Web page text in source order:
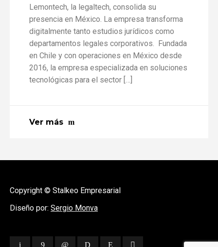
Lemontech, la legaltech, consolida su
presencia en México. La empresa transforma
digitalmente tanto estudios jurídicos como
departamentos legales corporativos. Fundada
en Chile y con operaciones en México desde
2016, la empresa especializada en soluciones
tecnológicas para el sector […]
Ver más
Copyright © Stalkeo Empresarial
Diseño por: Sergio Monva